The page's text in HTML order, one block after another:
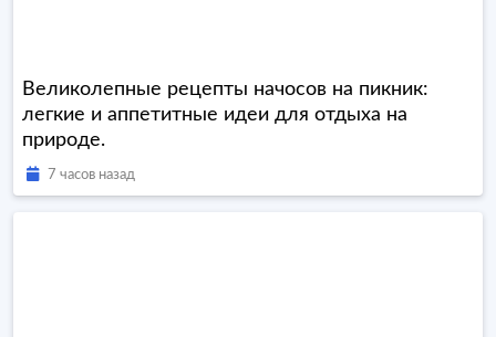
Великолепные рецепты начосов на пикник:
легкие и аппетитные идеи для отдыха на
природе.
7 часов назад